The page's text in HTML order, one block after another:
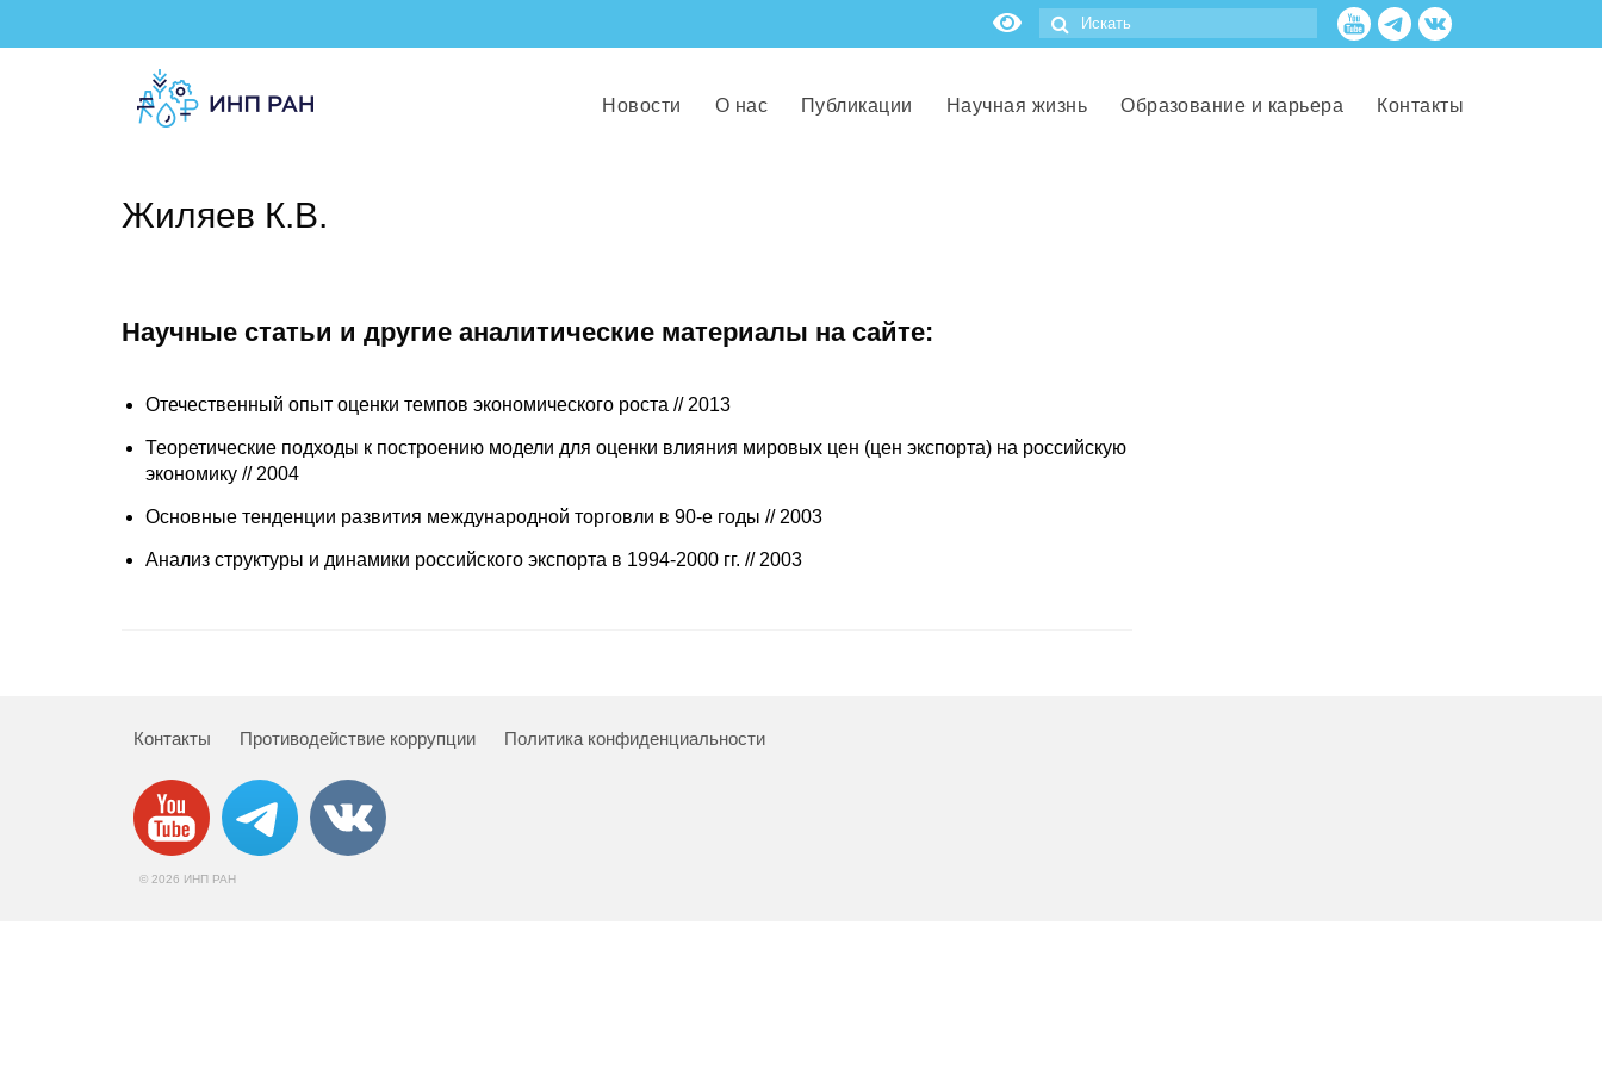
Новости О нас Публикации Научная жизнь Образование и карьера Контакты
Жиляев К.В.
Научные статьи и другие аналитические материалы на сайте:
Отечественный опыт оценки темпов экономического роста // 2013
Теоретические подходы к построению модели для оценки влияния мировых цен (цен экспорта) на российскую
экономику // 2004
Основные тенденции развития международной торговли в 90-е годы // 2003
Анализ структуры и динамики российского экспорта в 1994-2000 гг. // 2003
Контакты Противодействие коррупции Политика конфиденциальности
© 2026 ИНП РАН